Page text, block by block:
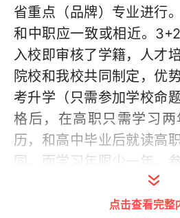
省重点（品牌）专业进行
和中职应一致或相近。
入校即审核了学籍，人才
院校和我校共同制定，优
考升学（只需参加学校命
格后，在高职只需学习
历，和高中毕业后就读高
同，而学习年限少一年，
业颁发正规全日制统招文
凭）；劣势只能报一个高
点击查看完整